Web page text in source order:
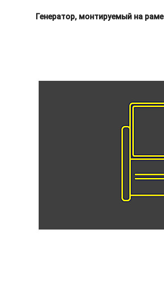
Генератор, монтируемый на раме